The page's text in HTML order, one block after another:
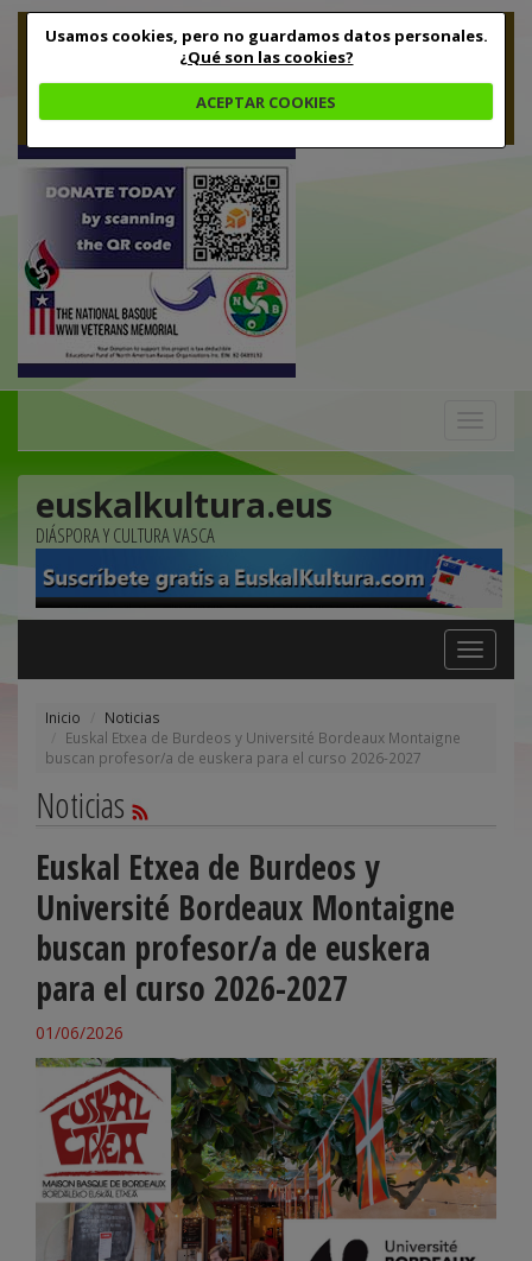
Usamos cookies, pero no guardamos datos personales.
¿Qué son las cookies?
ACEPTAR COOKIES
euskalkultura.eus
DIÁSPORA Y CULTURA VASCA
Toggle
navigation
Inicio
Noticias
Euskal Etxea de Burdeos y Université Bordeaux Montaigne
buscan profesor/a de euskera para el curso 2026-2027
Noticias
Euskal Etxea de Burdeos y
Université Bordeaux Montaigne
buscan profesor/a de euskera
para el curso 2026-2027
01/06/2026